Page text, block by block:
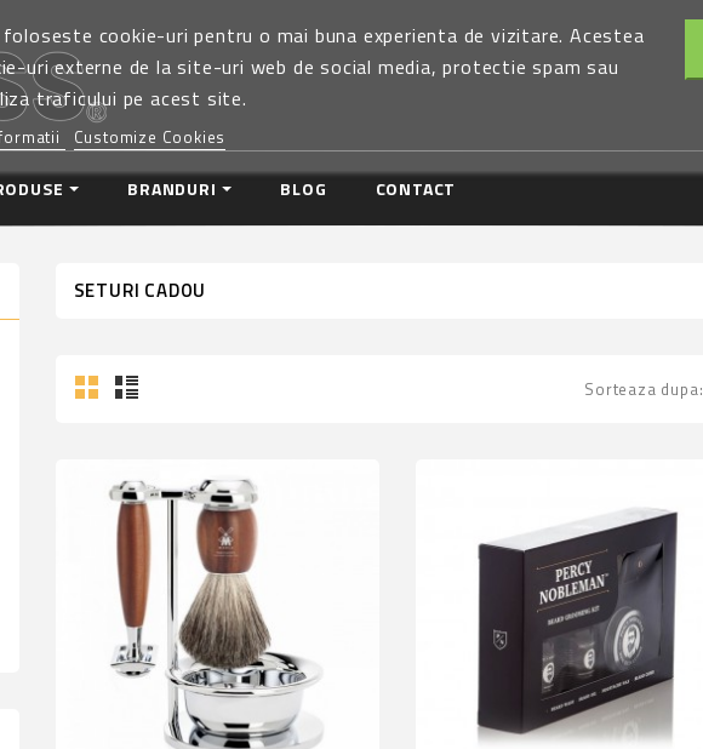
cookie-uri pentru o mai buna experienta de vizitare. Acestea
uri externe de la site-uri web de social media, protectie spam sau
traficului pe acest site.
Customize Cookies
BRANDURI BLOG CONTACT
SETURI CADOU
Sorteaza dupa: